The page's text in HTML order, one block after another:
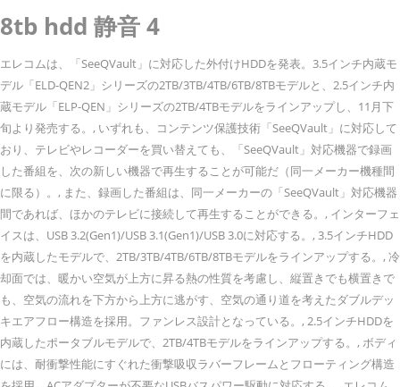
8tb hdd 静音 4
エレコムは、「SeeQVault」に対応した外付けHDDを発表。3.5インチ内蔵モ
デル「ELD-QEN2」シリーズの2TB/3TB/4TB/6TB/8TBモデルと、2.5インチ内
蔵モデル「ELP-QEN」シリーズの2TB/4TBモデルをラインアップし、11月下
旬より発売する。, いずれも、コンテンツ保護技術「SeeQVault」に対応して
おり、テレビやレコーダーを買い替えても、「SeeQVault」対応機器で録画
した番組を、次の新しい機器で再生することが可能だ（同一メーカー機種間
に限る）。, また、録画した番組は、同一メーカーの「SeeQVault」対応機器
間であれば、ほかのテレビに接続して再生することができる。, インターフェ
イスは、USB 3.2(Gen1)/USB 3.1(Gen1)/USB 3.0に対応する。, 3.5インチHDD
を内蔵したモデルで、2TB/3TB/4TB/6TB/8TBモデルをラインアップする。, 冷
却面では、暖かい空気が上方に昇る熱の性質を考慮し、縦置きでも横置きで
も、空気の流れを下方から上方に逃がす、空気の通り道を考えたダブルデッ
キエアフロー構造を採用。ファンレス設計となっている。, 2.5インチHDDを
内蔵したポータブルモデルで、2TB/4TBモデルをラインアップする。, ボディ
には、耐衝撃性能にすぐれた衝撃吸収ラバーフレームとフローティング構造